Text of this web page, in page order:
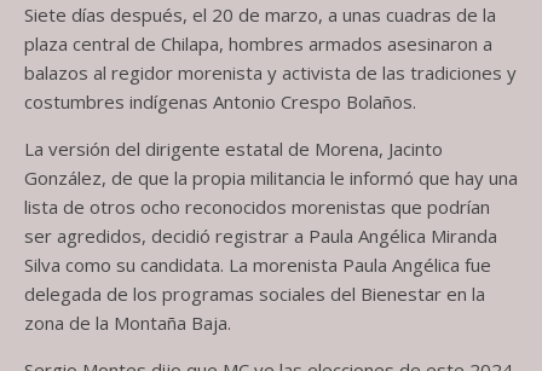
Siete días después, el 20 de marzo, a unas cuadras de la
plaza central de Chilapa, hombres armados asesinaron a
balazos al regidor morenista y activista de las tradiciones y
costumbres indígenas Antonio Crespo Bolaños.
La versión del dirigente estatal de Morena, Jacinto
González, de que la propia militancia le informó que hay una
lista de otros ocho reconocidos morenistas que podrían
ser agredidos, decidió registrar a Paula Angélica Miranda
Silva como su candidata. La morenista Paula Angélica fue
delegada de los programas sociales del Bienestar en la
zona de la Montaña Baja.